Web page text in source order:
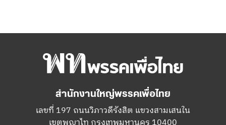
สำนักงานใหญ่พรรคเพื่อไทย
เลขที่ 197 ถนนวิภาวดีรังสิต แขวงสามเสนใน